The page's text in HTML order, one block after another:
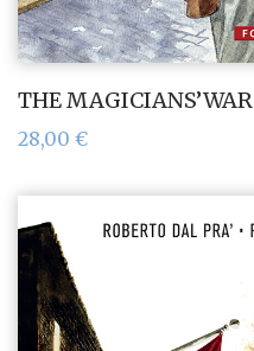
THE MAGICIANS’WAR
28,00 €